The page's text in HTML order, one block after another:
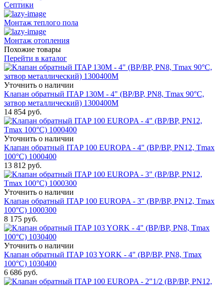
Септики
Монтаж теплого пола
Монтаж отопления
Похожие товары
Перейти в каталог
Уточнить о наличии
Клапан обратный ITAP 130M - 4" (ВР/ВР, PN8, Tmax 90°C,
затвор металлический) 1300400M
14 854 руб.
Уточнить о наличии
Клапан обратный ITAP 100 EUROPA - 4" (ВР/ВР, PN12, Tmax
100°С) 1000400
13 812 руб.
Уточнить о наличии
Клапан обратный ITAP 100 EUROPA - 3" (ВР/ВР, PN12, Tmax
100°С) 1000300
8 175 руб.
Уточнить о наличии
Клапан обратный ITAP 103 YORK - 4" (ВР/ВР, PN8, Tmax
100°С) 1030400
6 686 руб.